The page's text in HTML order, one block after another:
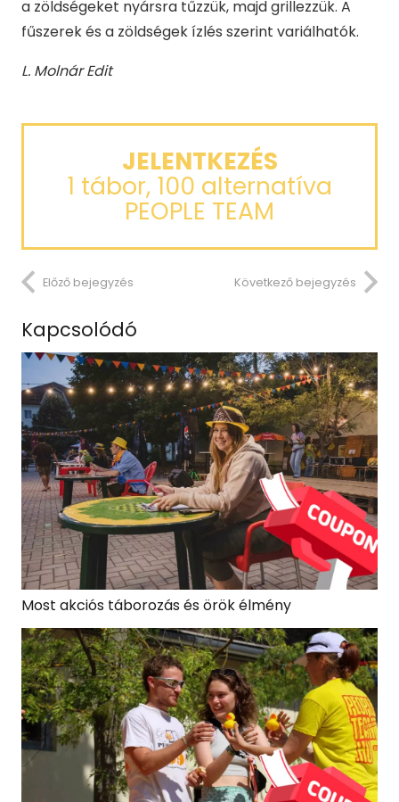
a zöldségeket nyársra tűzzük, majd grillezzük. A
fűszerek és a zöldségek ízlés szerint variálhatók.
L. Molnár Edit
JELENTKEZÉS
1 tábor, 100 alternatíva
PEOPLE TEAM
Előző bejegyzés Következő bejegyzés
Kapcsolódó
Most akciós táborozás és örök élmény